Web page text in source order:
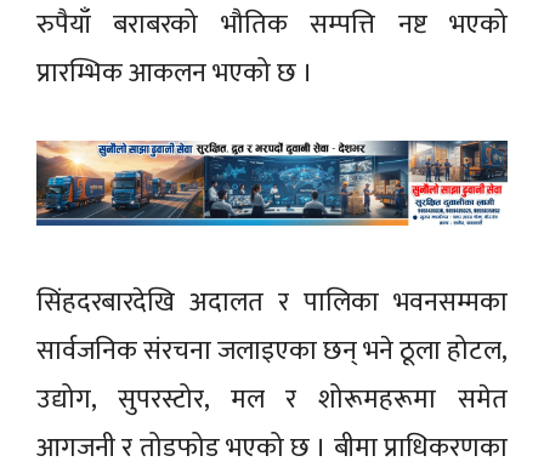
रुपैयाँ बराबरको भौतिक सम्पत्ति नष्ट भएको
प्रारम्भिक आकलन भएको छ ।
सिंहदरबारदेखि अदालत र पालिका भवनसम्मका
सार्वजनिक संरचना जलाइएका छन् भने ठूला होटल,
उद्योग, सुपरस्टोर, मल र शोरूमहरूमा समेत
आगजनी र तोडफोड भएको छ । बीमा प्राधिकरणका